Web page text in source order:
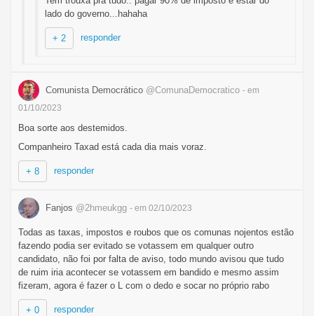
lado do governo...hahaha
+ 2 responder
Comunista Democrático @ComunaDemocratico - em
01/10/2023
Boa sorte aos destemidos.
Companheiro Taxad está cada dia mais voraz.
+ 8 responder
Fanjos @2hmeukgg - em 02/10/2023
Todas as taxas, impostos e roubos que os comunas nojentos estão
fazendo podia ser evitado se votassem em qualquer outro
candidato, não foi por falta de aviso, todo mundo avisou que tudo
de ruim iria acontecer se votassem em bandido e mesmo assim
fizeram, agora é fazer o L com o dedo e socar no próprio rabo
+ 0 responder